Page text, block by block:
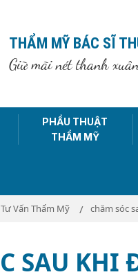
THẨM MỸ BÁC SĨ
Giữ mãi nét thanh
PHẨU THUẬT
THẨM MỸ
Tư Vấn Thẩm Mỹ chăm sóc
SAU KHI